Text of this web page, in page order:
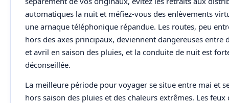
automatiques la nuit et méfiez-vous des enlèvements
une arnaque téléphonique répandue. Les routes, peu
hors des axes principaux, deviennent dangereuses entre
et avril en saison des pluies, et la conduite de nuit est
déconseillée.
La meilleure période pour voyager se situe entre mai et
hors saison des pluies et des chaleurs extrêmes. Les feux